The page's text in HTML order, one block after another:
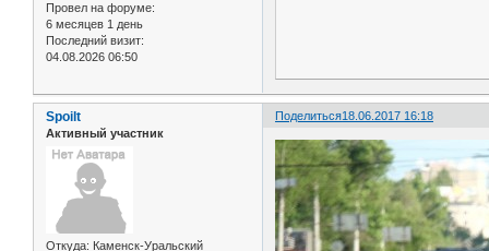
Провел на форуме:
6 месяцев 1 день
Последний визит:
04.08.2026 06:50
Поделиться18.06.2017 16:18
Spoilt
Активный участник
Откуда: Каменск-Уральский